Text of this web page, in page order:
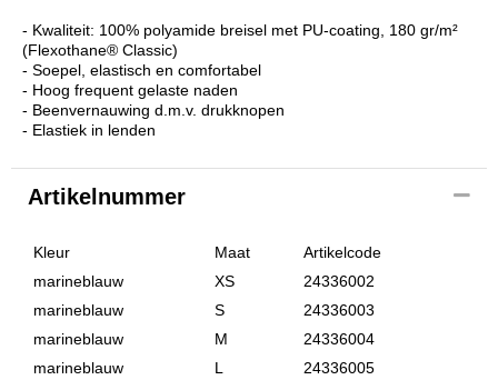
- Kwaliteit: 100% polyamide breisel met PU-coating, 180 gr/m²
(Flexothane® Classic)
- Soepel, elastisch en comfortabel
- Hoog frequent gelaste naden
- Beenvernauwing d.m.v. drukknopen
- Elastiek in lenden
Artikelnummer
Kleur Maat
Artikelcode
marineblauw
XS
24336002
marineblauw
S
24336003
marineblauw
M
24336004
marineblauw
L
24336005